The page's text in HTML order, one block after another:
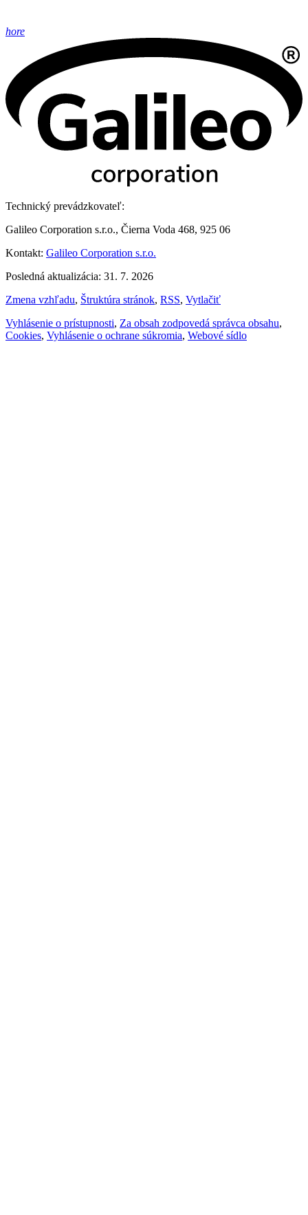
hore
Technický prevádzkovateľ:
Galileo Corporation s.r.o., Čierna Voda 468, 925 06
Kontakt: Galileo Corporation s.r.o.
Posledná aktualizácia: 31. 7. 2026
Zmena vzhľadu, Štruktúra stránok, RSS, Vytlačiť
Vyhlásenie o prístupnosti, Za obsah zodpovedá správca obsahu,
Cookies, Vyhlásenie o ochrane súkromia, Webové sídlo